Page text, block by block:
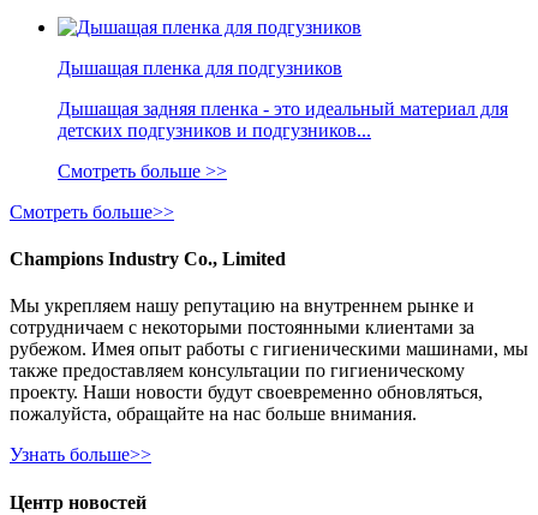
Дышащая пленка для подгузников
Дышащая задняя пленка - это идеальный материал для
детских подгузников и подгузников...
Смотреть больше >>
Смотреть больше>>
Champions Industry Co., Limited
Мы укрепляем нашу репутацию на внутреннем рынке и
сотрудничаем с некоторыми постоянными клиентами за
рубежом. Имея опыт работы с гигиеническими машинами, мы
также предоставляем консультации по гигиеническому
проекту. Наши новости будут своевременно обновляться,
пожалуйста, обращайте на нас больше внимания.
Узнать больше>>
Центр новостей